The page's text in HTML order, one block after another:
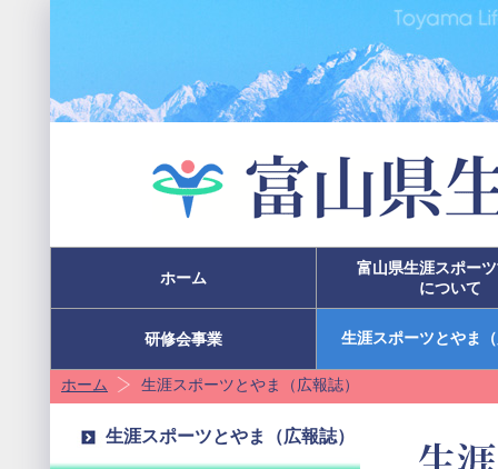
ホーム
富山県生涯スポー
について
研修会事業 生涯スポーツとやま
ホーム 生涯スポーツとやま（広報誌）
生涯スポーツとやま（広報誌）